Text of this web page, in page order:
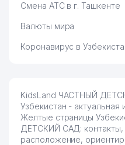
Смена АТС в г. Ташкенте
Валюты мира
Коронавирус в
KidsLand ЧАСТНЫЙ
Узбекистан - актуальная
Желтые страницы
ДЕТСКИЙ САД: контакты,
расположение,